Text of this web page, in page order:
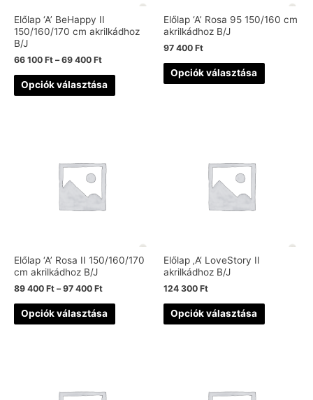
Előlap ‘A’ BeHappy II
150/160/170 cm akrilkádhoz
B/J
66 100 Ft –69 400 Ft
Opciók választása
Előlap ‘A’ Rosa 95 150/160 cm
akrilkádhoz B/J
97 400 Ft
Opciók választása
Előlap ‘A’ Rosa II 150/160/170
cm akrilkádhoz B/J
89 400 Ft –97 400 Ft
Opciók választása
Előlap ‚A‘ LoveStory II
akrilkádhoz B/J
124 300 Ft
Opciók választása